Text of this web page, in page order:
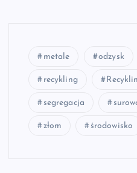
metale odzysk
recykling
segregacja
złom środowisko